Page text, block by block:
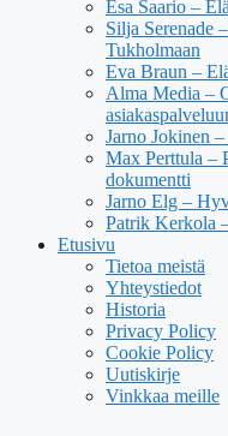
Esa Saario –
Silja Serenade
Tukholmaan
Eva Braun –
Alma Media –
Jarno Jokinen
Max Perttula –
dokumentti
Jarno Elg –
Patrik Kerkola
Etusivu
Tietoa meistä
Yhteystiedot
Historia
Privacy Policy
Cookie Policy
Uutiskirje
Vinkkaa meille